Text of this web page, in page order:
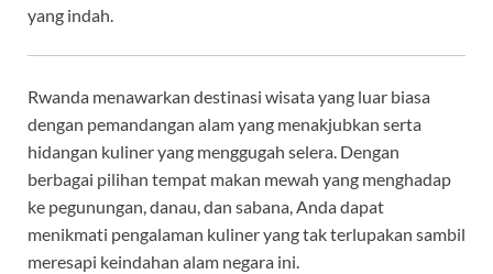
yang indah.
Rwanda menawarkan destinasi wisata yang luar biasa
dengan pemandangan alam yang menakjubkan serta
hidangan kuliner yang menggugah selera. Dengan
berbagai pilihan tempat makan mewah yang menghadap
ke pegunungan, danau, dan sabana, Anda dapat
menikmati pengalaman kuliner yang tak terlupakan sambil
meresapi keindahan alam negara ini.